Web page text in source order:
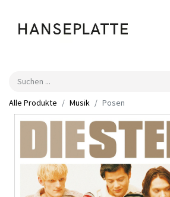
Alle Produkte Musik Posen